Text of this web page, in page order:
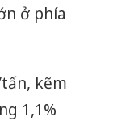
ở phía
kẽm
1,1%